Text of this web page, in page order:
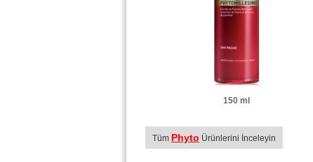
150 ml
Tüm Phyto Ürünlerini İnceleyin